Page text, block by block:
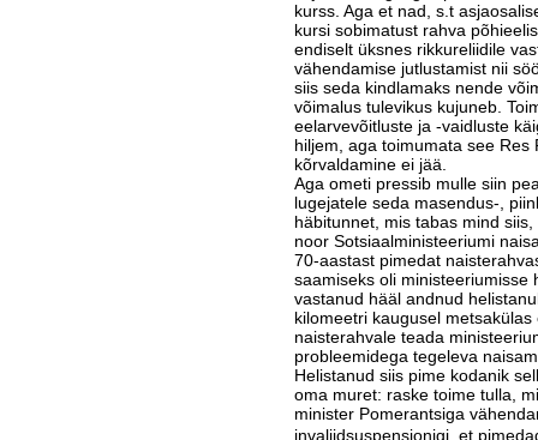
kurss. Aga et nad, s.t
kursi sobimatust rahva
endiselt üksnes rikkureliidile
vähendamise jutlustamist nii
siis seda kindlamaks nende
võimalus tulevikus kujuneb.
eelarvevõitluste ja -vaidluste
hiljem, aga toimumata see Res
kõrvaldamine ei jää.
Aga ometi pressib mulle siin
lugejatele seda masendus-,
häbitunnet, mis tabas mind
noor Sotsiaalministeeriumi
70-aastast pimedat
saamiseks oli ministeeriumisse
vastanud hääl andnud
kilomeetri kaugusel
naisterahvale teada
probleemidega tegeleva
Helistanud siis pime kodanik
oma muret: raske toime tulla,
minister Pomerantsiga
invaliidsuspensionigi  et